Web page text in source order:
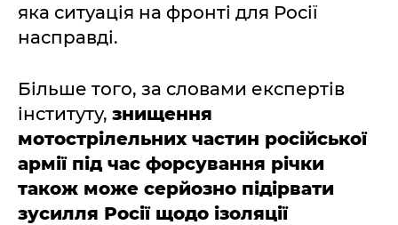
яка ситуація на фронті для Росії
насправді.
Більше того, за словами експертів
інституту, знищення
мотострілельних частин російської
армії під час форсування річки
також може серйозно підірвати
зусилля Росії щодо ізоляції